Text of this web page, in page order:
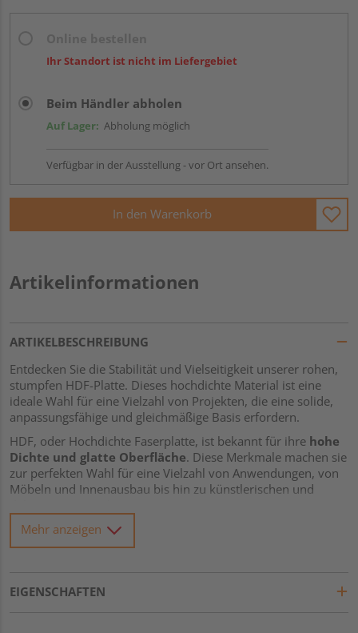
Ihr Standort ist nicht im Liefergebiet
Beim Händler abholen
Auf Lager: Abholung möglich
Verfügbar in der Ausstellung - vor Ort ansehen.
In den Warenkorb
Artikelinformationen
ARTIKELBESCHREIBUNG
Entdecken Sie die Stabilität und Vielseitigkeit unserer rohen,
stumpfen HDF-Platte. Dieses hochdichte Material ist eine
ideale Wahl für eine Vielzahl von Projekten, die eine solide,
anpassungsfähige und gleichmäßige Basis erfordern.
HDF, oder Hochdichte Faserplatte, ist bekannt für ihre hohe
Dichte und glatte Oberfläche. Diese Merkmale machen sie
zur perfekten Wahl für eine Vielzahl von Anwendungen, von
Möbeln und Innenausbau bis hin zu künstlerischen und
Ein besonderes Merkmal dieser HDF-Platte ist ihre
Verbindung. Ohne Nut und Feder, bietet sie Ihnen maximale
die genaue Größe und Form zuzuschneiden, die Sie
Mehr anzeigen
EIGENSCHAFTEN